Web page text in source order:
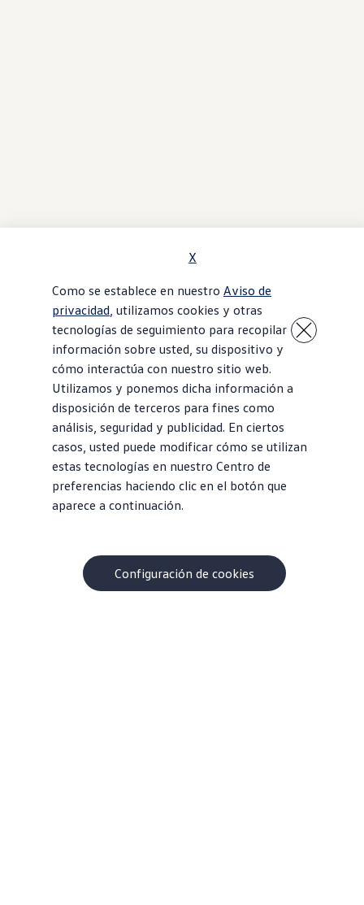
X
Como se establece en nuestro Aviso de
privacidad, utilizamos cookies y otras
tecnologías de seguimiento para recopilar
información sobre usted, su dispositivo y
cómo interactúa con nuestro sitio web.
Utilizamos y ponemos dicha información a
disposición de terceros para fines como
análisis, seguridad y publicidad. En ciertos
casos, usted puede modificar cómo se utilizan
estas tecnologías en nuestro Centro de
preferencias haciendo clic en el botón que
aparece a continuación.
Configuración de cookies